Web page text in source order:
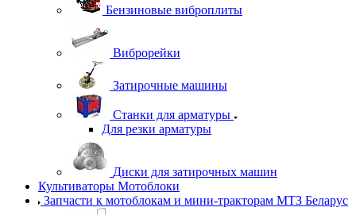
Бензиновые виброплиты
Виброрейки
Затирочные машины
Станки для арматуры
Для резки арматуры
Диски для затирочных машин
Культиваторы Мотоблоки
Запчасти к мотоблокам и мини-тракторам МТЗ Беларус